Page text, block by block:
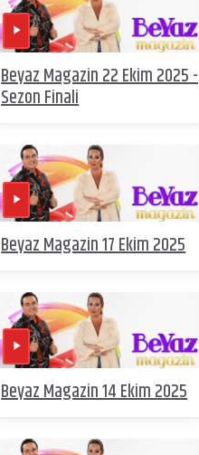
Beyaz Magazin 22 Ekim 2025 -
Sezon Finali
Beyaz Magazin 17 Ekim 2025
Beyaz Magazin 14 Ekim 2025